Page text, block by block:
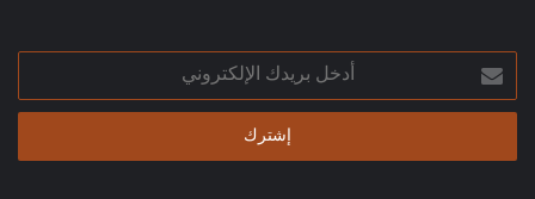
أدخل
بريدك
الإلكتروني